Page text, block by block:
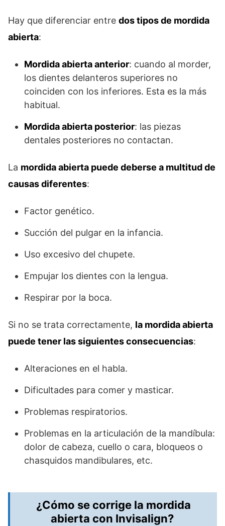
Hay que diferenciar entre dos tipos de mordida
abierta:
Mordida abierta anterior: cuando al morder,
los dientes delanteros superiores no
coinciden con los inferiores. Esta es la más
habitual.
Mordida abierta posterior: las piezas
dentales posteriores no contactan.
La mordida abierta puede deberse a multitud de
causas diferentes:
Factor genético.
Succión del pulgar en la infancia.
Uso excesivo del chupete.
Empujar los dientes con la lengua.
Respirar por la boca.
Si no se trata correctamente, la mordida abierta
puede tener las siguientes consecuencias:
Alteraciones en el habla.
Dificultades para comer y masticar.
Problemas respiratorios.
Problemas en la articulación de la mandíbula:
dolor de cabeza, cuello o cara, bloqueos o
chasquidos mandibulares, etc.
¿Cómo se corrige la mordida
abierta con Invisalign?